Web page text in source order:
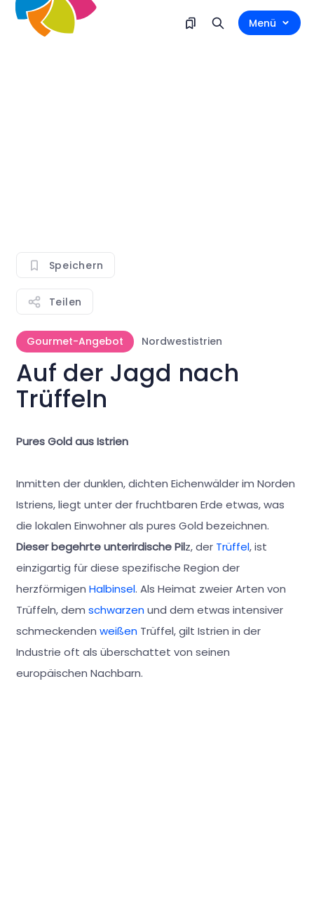
Menü
Speichern
Teilen
Gourmet-Angebot Nordwestistrien
Auf der Jagd nach
Trüffeln
Pures Gold aus Istrien
Inmitten der dunklen, dichten Eichenwälder im Norden
Istriens, liegt unter der fruchtbaren Erde etwas, was
die lokalen Einwohner als pures Gold bezeichnen.
Dieser begehrte unterirdische Pilz, der Trüffel, ist
einzigartig für diese spezifische Region der
herzförmigen Halbinsel. Als Heimat zweier Arten von
Trüffeln, dem schwarzenund dem etwas intensiver
schmeckenden weißenTrüffel, gilt Istrien in der
Industrie oft als überschattet von seinen
europäischen Nachbarn.